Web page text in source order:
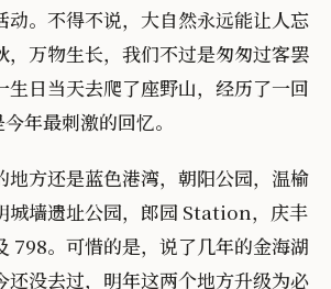
动。不得不说，大自然永远能让人忘
，万物生长，我们不过是匆匆过客罢
生日当天去爬了座野山，经历了一回
年最刺激的回忆。
地方还是蓝色港湾，朝阳公园，温榆
城墙遗址公园，郎园 Station，庆丰
798。可惜的是，说了几年的金海湖
还没去过，明年这两个地方升级为必